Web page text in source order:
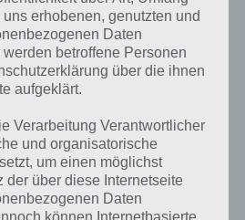
1-7
1-8
1-9
1-10
2-1
2-2
2-3
erhobenen, genutzten und
Daten
betroffene Personen
über die ihnen
aufgeklärt.
Verarbeitung Verantwortlicher
und organisatorische
um einen möglichst
der über diese Internetseite
Daten
können Internetbasierte